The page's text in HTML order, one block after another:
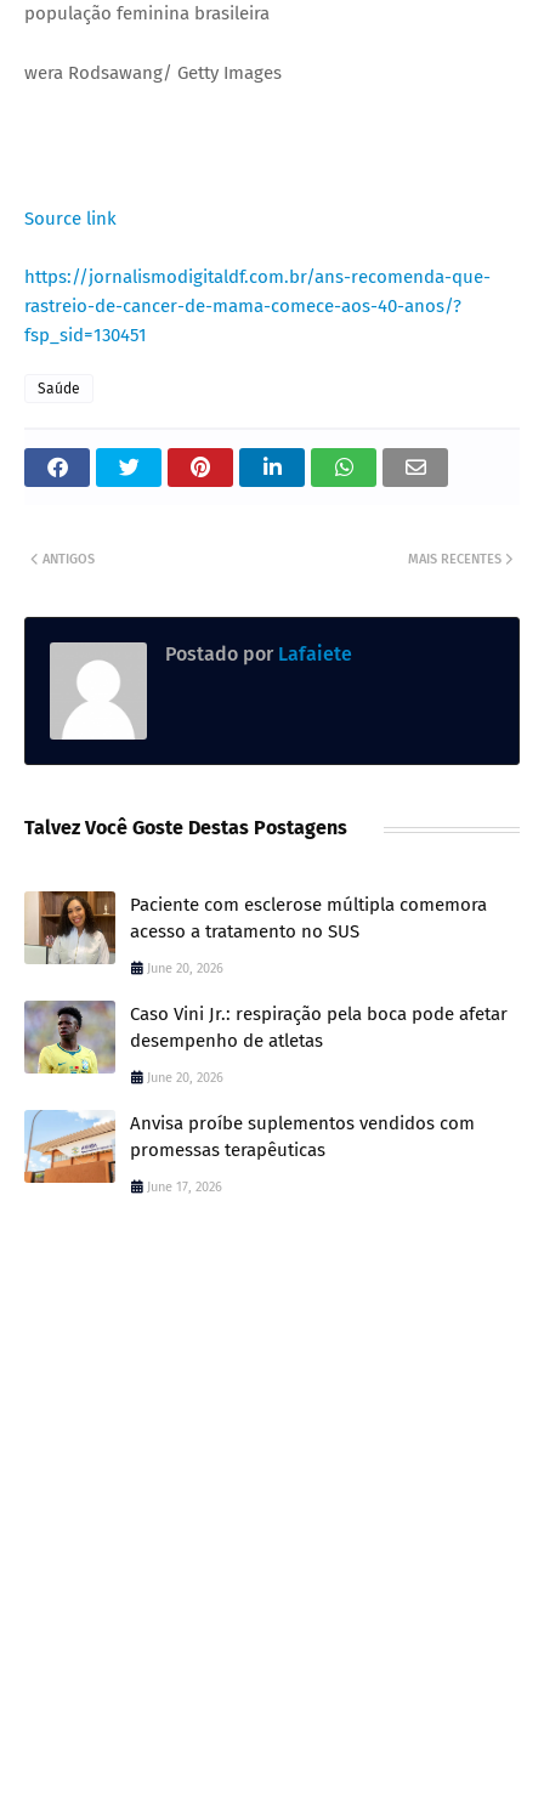
população feminina brasileira
wera Rodsawang/ Getty Images
Source link
https://jornalismodigitaldf.com.br/ans-recomenda-que-
rastreio-de-cancer-de-mama-comece-aos-40-anos/?
fsp_sid=130451
Saúde
MAIS RECENTES
ANTIGOS
Postado por Lafaiete
Talvez Você Goste Destas Postagens
Paciente com esclerose múltipla comemora
acesso a tratamento no SUS
June 20, 2026
Caso Vini Jr.: respiração pela boca pode afetar
desempenho de atletas
June 20, 2026
Anvisa proíbe suplementos vendidos com
promessas terapêuticas
June 17, 2026